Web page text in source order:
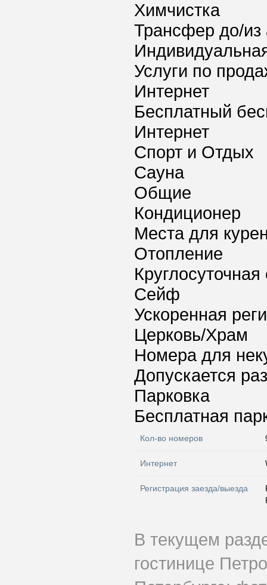
Химчистка
Трансфер до/из
Услуги по
Интернет
Бесплатный
Интернет
Спорт и Отдых
Сауна
Общие
Кондиционер
Места для
Отопление
Сейф
Ускоренная
Церковь/Храм
Номера для
Допускается
Парковка
Бесплатная
Кол-во номеров
Интернет
Регистрация заезда/выезда
В текущем
гостинице